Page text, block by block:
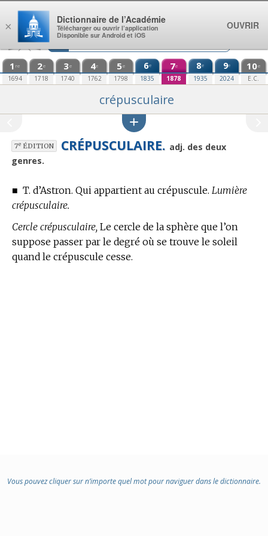
Aller au contenu
1 re
1694
2e
1718
3e
1740
4e
1762
5e
1798
6e
1835
7e
1878
8e
1935
9e
2024
10e
E.C.
crépusculaire
7eÉDITION CRÉPUSCULAIRE. adj. des deux
genres.
■ T. d’Astron. Qui appartient au crépuscule. Lumière
crépusculaire.
Cercle crépusculaire, Le cercle de la sphère que l’on
suppose passer par le degré où se trouve le soleil
quand le crépuscule cesse.
Vous pouvez cliquer sur n’importe quel mot pour naviguer dans le dictionnaire.
×
Dictionnaire de l’Académie
Télécharger ou ouvrir l’application
Disponible sur Android et iOS
OUVRIR